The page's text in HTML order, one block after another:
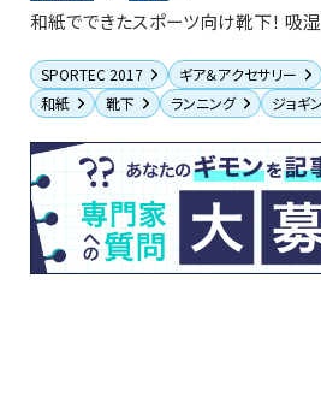
和紙でできたスポーツ向け靴下！ 吸
SPORTEC 2017 ギア＆アクセサリー
和紙
靴下 ランニング ジョギ